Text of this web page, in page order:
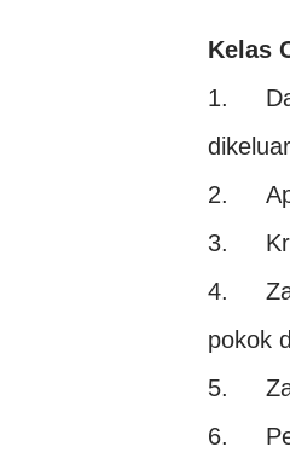
Kelas
1.
2.
3.
4.
pokok
5.
6.